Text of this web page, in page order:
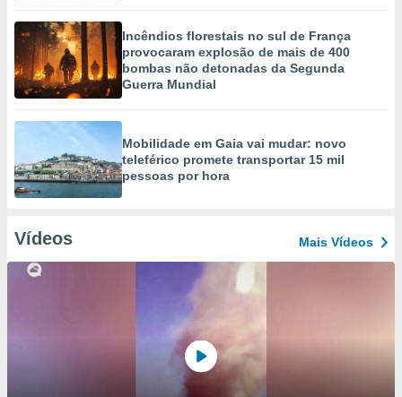
Incêndios florestais no sul de França
provocaram explosão de mais de 400
bombas não detonadas da Segunda
Guerra Mundial
Mobilidade em Gaia vai mudar: novo
teleférico promete transportar 15 mil
pessoas por hora
Vídeos Mais Vídeos